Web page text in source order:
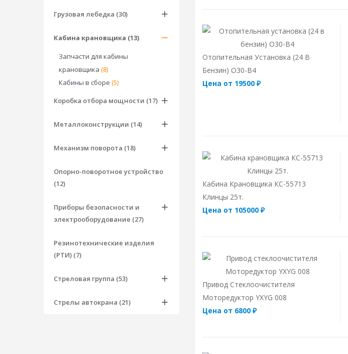
Грузовая лебедка (30)
Кабина крановщика (13)
Запчасти для кабины
крановщика (8)
Кабины в сборе (5)
Коробка отбора мощности (17)
Металлоконструкции (14)
Механизм поворота (18)
Опорно-поворотное устройство
(12)
Приборы безопасности и
электрооборудование (27)
Резинотехнические изделия
(РТИ) (7)
Стреловая группа (53)
Стрелы автокрана (21)
Отопительная Установка (24 В
Бензин) О30-В4
Цена от 19500 ₽
Кабина Крановщика КС-55713
Клинцы 25т.
Цена от 105000 ₽
Привод Стеклоочистителя
Моторедуктор YXYG 008
Цена от 6800 ₽